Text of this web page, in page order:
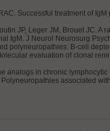
Successful treatment of
JP, Leger JM, Brouet JC.
IgM. J Neurol Neurosurg
polyneuropathies: B-cell
evaluation of clonal
analogs in chronic
associated